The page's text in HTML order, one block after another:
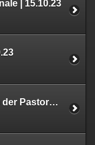
| 15.10.23
Mataarbechterdag vun der Pastorale de la Santé | 03.10.23